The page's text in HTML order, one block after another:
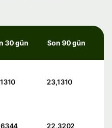
30 gün Son 90 gün
23,1310
22,3202